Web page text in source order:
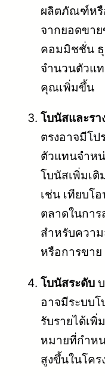
ผลิตภัณฑ์หรื
จากยอดขาย
คอมมิชชั่น ธุ
จำนวนตัวแ
คุณเพิ่มขึ้น
โบนัสและรา
ตรงอาจมีโ
ตัวแทนจำห
โบนัสเพิ่มเติ
เช่น เทียบโ
ตลาดในการ
สำหรับความ
หรือการขา
โบนัสระดับ
อาจมีระบบ
รับรายได้เพิ่
หมายที่กำห
สูงขึ้นในโคร